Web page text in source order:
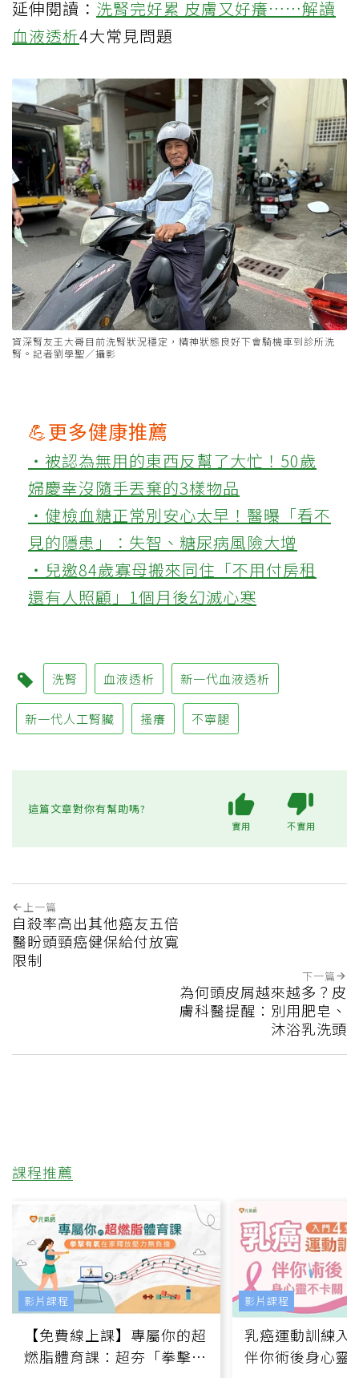
延伸閱讀： 洗腎完好累 皮膚又好癢……解讀
血液透析4大常見問題
資深腎友王大哥目前洗腎狀況穩定，精神狀態良好下會騎機車到診所洗
腎。記者劉學聖／攝影
💪更多健康推薦
‧被認為無用的東西反幫了大忙！50歲
婦慶幸沒隨手丟棄的3樣物品
‧健檢血糖正常別安心太早！醫曝「看不
見的隱患」：失智、糖尿病風險大增
‧兒邀84歲寡母搬來同住「不用付房租
還有人照顧」1個月後幻滅心寒
洗腎 血液透析 新一代血液透析
新一代人工腎臟 搔癢 不寧腿
這篇文章對你有幫助嗎?
實用 不實用
上一篇
自殺率高出其他癌友五倍
醫盼頭頸癌健保給付放寬
限制
下一篇
為何頭皮屑越來越多？皮
膚科醫提醒：別用肥皂、
沐浴乳洗頭
課程推薦
【免費線上課】專屬你的超
燃脂體育課：超夯「拳擊有
影片課程
乳癌運動訓練入
伴你術後身心靈
影片課程